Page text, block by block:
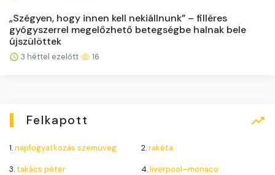
„Szégyen, hogy innen kell nekiállnunk” – filléres
gyógyszerrel megelőzhető betegségbe halnak bele
újszülöttek
3 héttel ezelőtt 16
Felkapott
1.napfogyatkozás szemüveg 2.rakéta
3. takács péter 4.liverpool–monaco